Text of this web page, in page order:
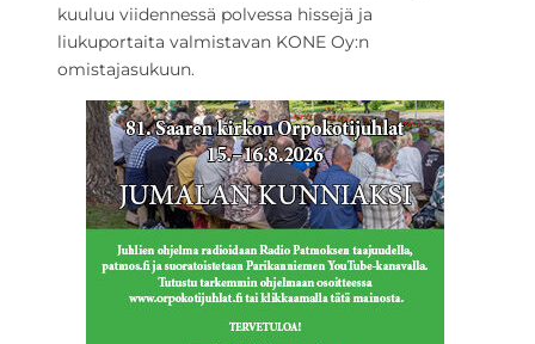
kuuluu viidennessä polvessa hissejä ja
liukuportaita valmistavan KONE Oy:n
omistajasukuun.